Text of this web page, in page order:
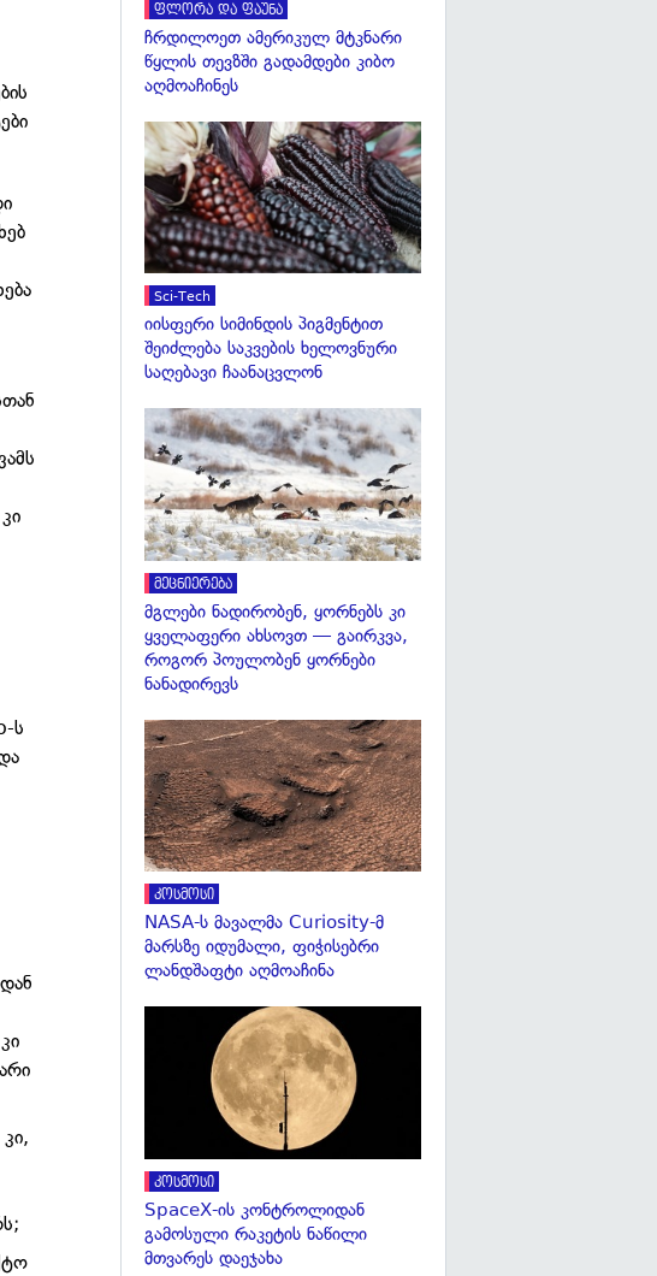
ს
ფლორა და ფაუნა
ჩრდილოეთ ამერიკულ მტკნარი
წყლის თევზში გადამდები კიბო
აღმოაჩინეს
Sci-Tech
იისფერი სიმინდის პიგმენტით
შეიძლება საკვების ხელოვნური
საღებავი ჩაანაცვლონ
მეცნიერება
მგლები ნადირობენ, ყორნებს კი
ყველაფერი ახსოვთ — გაირკვა,
როგორ პოულობენ ყორნები
ნანადირევს
კოსმოსი
NASA-ს მავალმა Curiosity-მ
მარსზე იდუმალი, ფიჭისებრი
ლანდშაფტი აღმოაჩინა
კოსმოსი
SpaceX-ის კონტროლიდან
გამოსული რაკეტის ნაწილი
მთვარეს დაეჯახა